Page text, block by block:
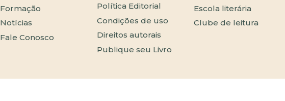
Formação
Notícias
Fale Conosco
Política Editorial
Condições de uso
Direitos autorais
Publique seu Livro
Escola literária
Clube de leitura